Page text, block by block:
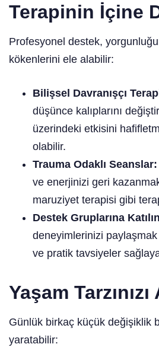
Terapinin İçine
Profesyonel destek,
kökenlerini ele alabilir:
Bilişsel Davranışçı
düşünce kalıplarını
üzerindeki etkisini
olabilir.
Trauma Odaklı Seanslar:
ve enerjinizi geri
maruziyet terapisi gibi
Destek Gruplarına
deneyimlerinizi
ve pratik tavsiyeler
Yaşam
Günlük birkaç küçük değişiklik
yaratabilir: